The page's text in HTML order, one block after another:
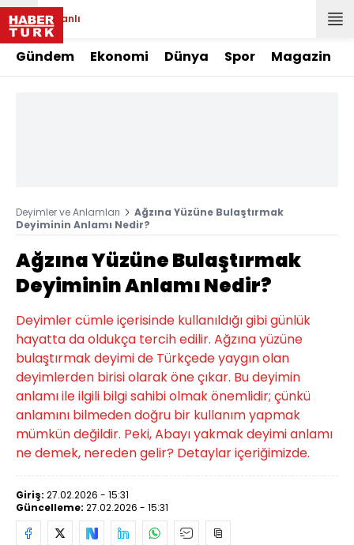
Canlı
Gündem Ekonomi Dünya Spor Magazin
Deyimler ve Anlamları
Ağzına Yüzüne Bulaştırmak
Deyiminin Anlamı Nedir?
Ağzına Yüzüne Bulaştırmak
Deyiminin Anlamı Nedir?
Deyimler cümle içerisinde kullanıldığı gibi günlük
hayatta da oldukça tercih edilir. Ağzına yüzüne
bulaştırmak deyimi de Türkçede yaygın olan
deyimlerden birisi olarak öne çıkar. Bu deyimin
anlamı ile ilgili bilgi sahibi olmak önemlidir; çünkü
anlamını bilmeden doğru bir kullanım yapmak
mümkün değildir. Peki, Abayı yakmak deyimi anlamı
ne demek, nereden gelir? Detaylar içeriğimizde.
Giriş: 27.02.2026 - 15:31
Güncelleme: 27.02.2026 - 15:31